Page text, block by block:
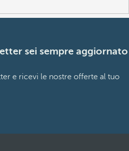
sei sempre aggiornato
e ricevi le nostre offerte al tuo